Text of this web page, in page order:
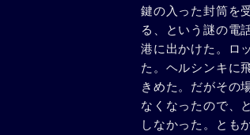
鍵の入った封筒を
る、という謎の電
港に出かけた。ロ
た。ヘルシンキに
きめた。だがその
なくなったので、
しなかった。とも